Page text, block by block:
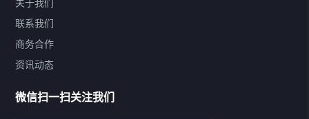
关于我们
联系我们
商务合作
资讯动态
微信扫一扫关注我们